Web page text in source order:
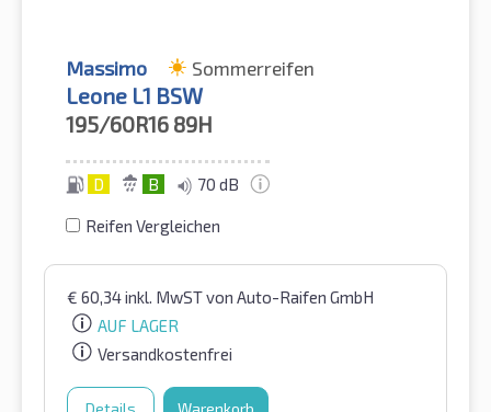
Massimo Sommerreifen
Leone L1 BSW
195/60R16 89H
D B 70 dB
Reifen Vergleichen
€ 60,34inkl. MwSTvon Auto-Raifen GmbH
AUF LAGER
Versandkostenfrei
Details Warenkorb